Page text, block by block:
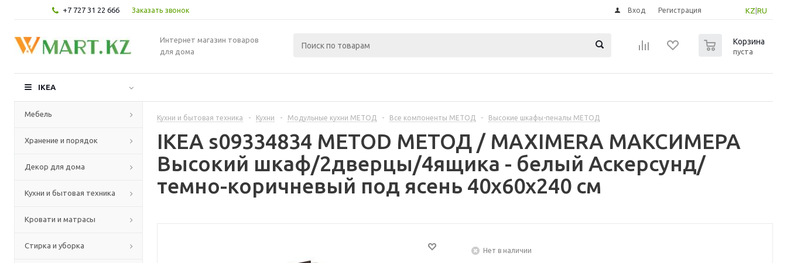
+7 727 31 22 666 Заказать звонок KZ RU
Вход Регистрация
Интернет магазин товаров
для дома
Корзина
пуста
IKEA
Мебель
Хранение и порядок
Декор для дома
Кухни и бытовая техника
Кровати и матрасы
Стирка и уборка
Кухни и бытовая техника - Кухни - Модульные кухни МЕТОД - Все компоненты МЕТОД - Высокие шкафы-пеналы МЕТОД
IKEA s09334834 METOD МЕТОД / MAXIMERA МАКСИМЕРА
Высокий шкаф/2дверцы/4ящика - белый Аскерсунд/
темно-коричневый под ясень 40x60x240 см
Нет в наличии